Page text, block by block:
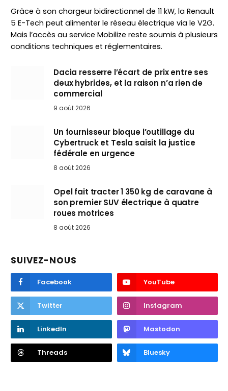
Grâce à son chargeur bidirectionnel de 11 kW, la Renault
5 E-Tech peut alimenter le réseau électrique via le V2G.
Mais l’accès au service Mobilize reste soumis à plusieurs
conditions techniques et réglementaires.
Dacia resserre l’écart de prix entre ses
deux hybrides, et la raison n’a rien de
commercial
9 août 2026
Un fournisseur bloque l’outillage du
Cybertruck et Tesla saisit la justice
fédérale en urgence
8 août 2026
Opel fait tracter 1 350 kg de caravane à
son premier SUV électrique à quatre
roues motrices
8 août 2026
SUIVEZ-NOUS
Facebook YouTube
Twitter Instagram
LinkedIn Mastodon
Threads Bluesky